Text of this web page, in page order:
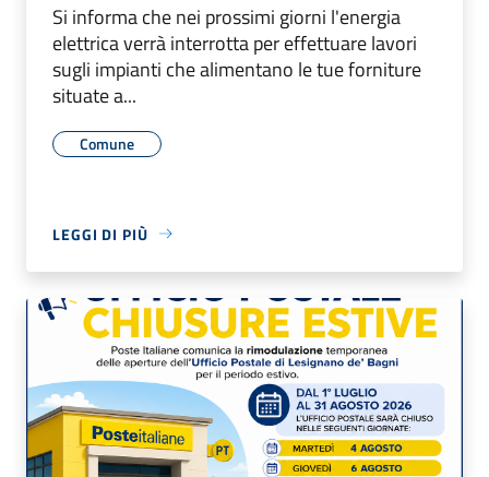
Si informa che nei prossimi giorni l'energia
elettrica verrà interrotta per effettuare lavori
sugli impianti che alimentano le tue forniture
situate a...
Comune
LEGGI DI PIÙ